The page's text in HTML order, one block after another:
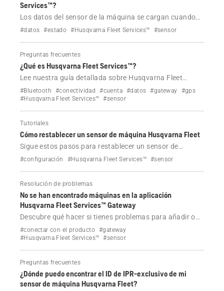
Services™?
Los datos del sensor de la máquina se cargan cuando
las máquinas están cerca de una aplicación móvil o de
#datos #estado #Husqvarna Fleet Services™ #sensor
Preguntas frecuentes
¿Qué es Husqvarna Fleet Services™?
Lee nuestra guía detallada sobre Husqvarna Fleet
Services™. Aprende a supervisar tu equipo, descubre el
papel de las aplicaciones móviles y de la gateway, y
#Bluetooth #conectividad #cuenta #datos #gateway
#gps
#Husqvarna Fleet Services™
#sensor
Tutoriales
Cómo restablecer un sensor de máquina Husqvarna Fleet
Sigue estos pasos para restablecer un sensor de
máquina Husqvarna Fleet para su uso con Husqvarna
#configuración #Husqvarna Fleet Services™ #sensor
Resolución de problemas
No se han encontrado máquinas en la aplicación
Husqvarna Fleet Services™ Gateway
Descubre qué hacer si tienes problemas para añadir o
mostrar los sensores de máquina Husqvarna Fleet
configurados en la aplicación Gateway de Husqvarna
#conectar con el producto #gateway
#Husqvarna Fleet Services™
#sensor
Preguntas frecuentes
¿Dónde puedo encontrar el ID de IPR-exclusivo de mi
sensor de máquina Husqvarna Fleet?